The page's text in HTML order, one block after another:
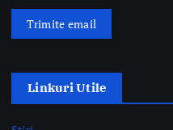
Science&Tech
Pharma